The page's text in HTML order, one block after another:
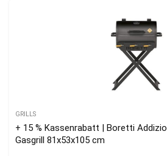
GRILLS
+ 15 % Kassenrabatt | Boretti Addizio
Gasgrill 81x53x105 cm